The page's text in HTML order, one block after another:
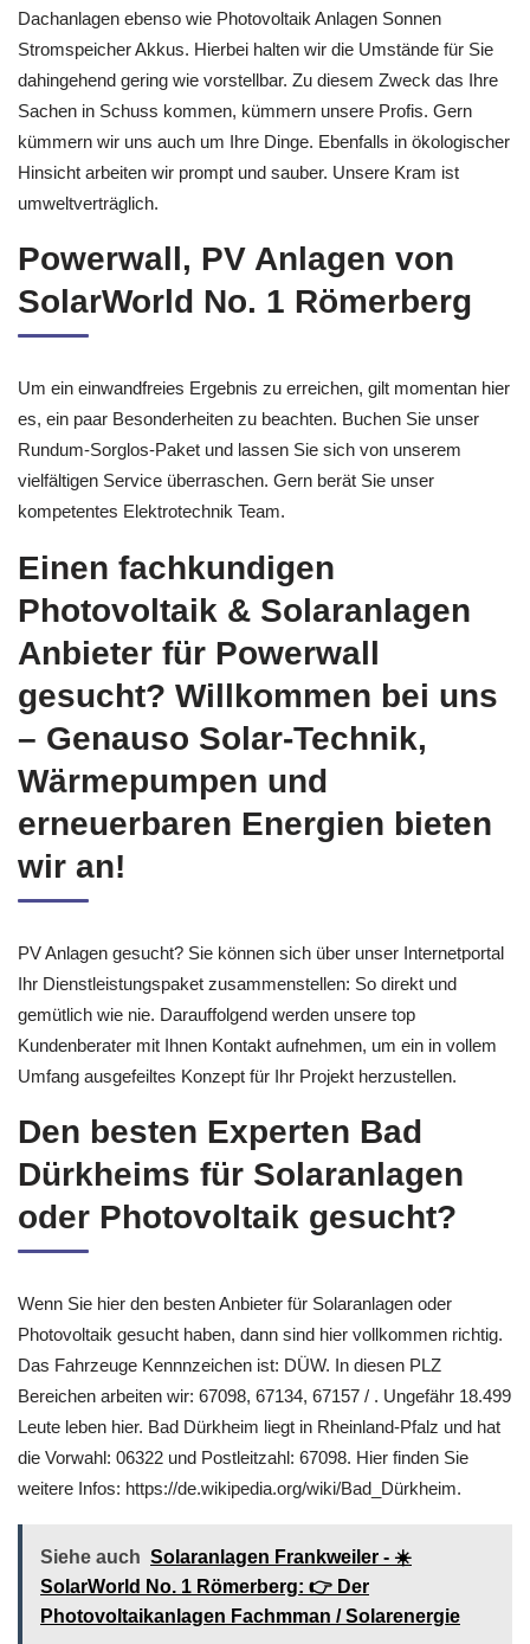
Dachanlagen ebenso wie Photovoltaik Anlagen Sonnen
Stromspeicher Akkus. Hierbei halten wir die Umstände für Sie
dahingehend gering wie vorstellbar. Zu diesem Zweck das Ihre
Sachen in Schuss kommen, kümmern unsere Profis. Gern
kümmern wir uns auch um Ihre Dinge. Ebenfalls in ökologischer
Hinsicht arbeiten wir prompt und sauber. Unsere Kram ist
umweltverträglich.
Powerwall, PV Anlagen von
SolarWorld No. 1 Römerberg
Um ein einwandfreies Ergebnis zu erreichen, gilt momentan hier
es, ein paar Besonderheiten zu beachten. Buchen Sie unser
Rundum-Sorglos-Paket und lassen Sie sich von unserem
vielfältigen Service überraschen. Gern berät Sie unser
kompetentes Elektrotechnik Team.
Einen fachkundigen
Photovoltaik & Solaranlagen
Anbieter für Powerwall
gesucht? Willkommen bei uns
– Genauso Solar-Technik,
Wärmepumpen und
erneuerbaren Energien bieten
wir an!
PV Anlagen gesucht? Sie können sich über unser Internetportal
Ihr Dienstleistungspaket zusammenstellen: So direkt und
gemütlich wie nie. Darauffolgend werden unsere top
Kundenberater mit Ihnen Kontakt aufnehmen, um ein in vollem
Umfang ausgefeiltes Konzept für Ihr Projekt herzustellen.
Den besten Experten Bad
Dürkheims für Solaranlagen
oder Photovoltaik gesucht?
Wenn Sie hier den besten Anbieter für Solaranlagen oder
Photovoltaik gesucht haben, dann sind hier vollkommen richtig.
Das Fahrzeuge Kennnzeichen ist: DÜW. In diesen PLZ
Bereichen arbeiten wir: 67098, 67134, 67157 / . Ungefähr 18.499
Leute leben hier. Bad Dürkheim liegt in Rheinland-Pfalz und hat
die Vorwahl: 06322 und Postleitzahl: 67098. Hier finden Sie
weitere Infos: https://de.wikipedia.org/wiki/Bad_Dürkheim.
Siehe auch Solaranlagen Frankweiler - ☀️
SolarWorld No. 1 Römerberg: 👉 Der
Photovoltaikanlagen Fachmman / Solarenergie